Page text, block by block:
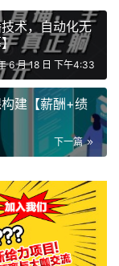
术，自动化无
6 月 18 日 下午4:33
建【薪酬+绩
下一篇